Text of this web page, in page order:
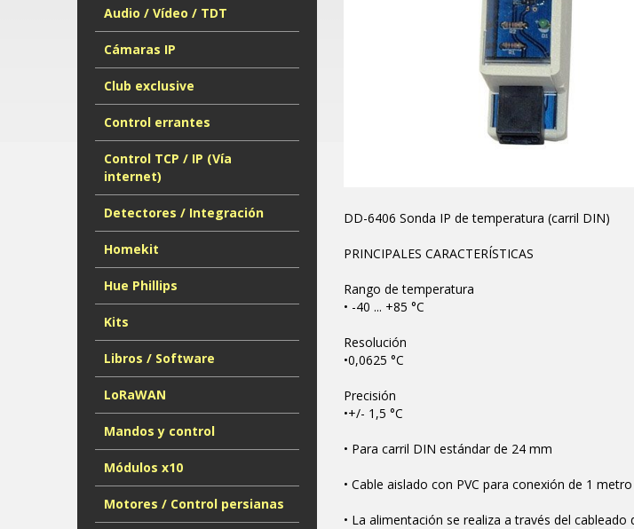
Audio / Vídeo / TDT
Cámaras IP
Club exclusive
Control errantes
Control TCP / IP (Vía
internet)
Detectores / Integración
Homekit
Hue Phillips
Kits
Libros / Software
LoRaWAN
Mandos y control
Módulos x10
Motores / Control persianas
DD-6406 Sonda IP de temperatura (carril DIN)
PRINCIPALES CARACTERÍSTICAS
Rango de temperatura
• -40 ... +85 °C
Resolución
•0,0625 °C
Precisión
•+/- 1,5 °C
• Para carril DIN estándar de 24 mm
• Cable aislado con PVC para conexión de 1 metro
• La alimentación se realiza a través del